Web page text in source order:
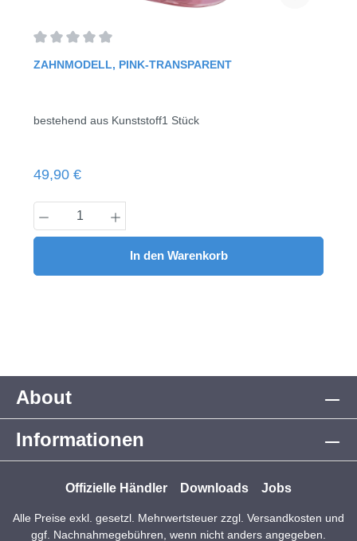
ZAHNMODELL, PINK-TRANSPARENT
bestehend aus Kunststoff1 Stück
Regulärer Preis:
49,90 €
Produkt Anzahl: Gib den gewünschten
In den Warenkorb
About
Informationen
Offizielle Händler Downloads Jobs
Alle Preise exkl. gesetzl. Mehrwertsteuer zzgl. Versandkosten und
ggf. Nachnahmegebühren, wenn nicht anders angegeben.